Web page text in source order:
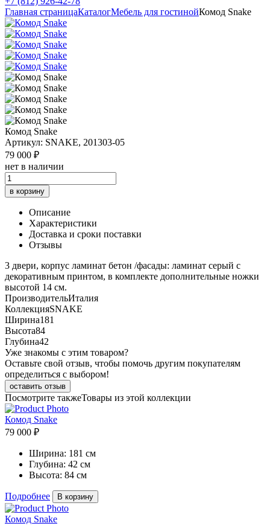
Главная страницаКаталогМебель для гостинойКомод Snake
Комод Snake
Артикул: SNAKE, 201303-05
79 000 ₽
нет в наличии
в корзину
Описание
Характеристики
Доставка и сроки поставки
Отзывы
3 двери, корпус ламинат бетон /фасады: ламинат серый с
декоративным принтом, в комплекте дополнительные ножки
высотой 14 см.
ПроизводительИталия
КоллекцияSNAKE
Ширина181
Высота84
Глубина42
Уже знакомы с этим товаром?
Оставьте свой отзыв, чтобы помочь другим покупателям
определиться с выбором!
оставить отзыв
Посмотрите такжеТовары из этой коллекции
Комод Snake
79 000 ₽
Ширина: 181 см
Глубина: 42 см
Высота: 84 см
Подробнее В корзину
Комод Snake